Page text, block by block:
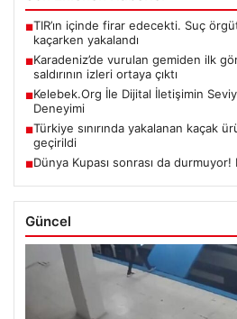
■TIR’ın içinde firar edecekti. Suç
kaçarken yakalandı
■Karadeniz’de vurulan gemiden ilk
saldırının izleri ortaya çıktı
■Kelebek.Org İle Dijital İletişimin
Deneyimi
■Türkiye sınırında yakalanan kaçak
geçirildi
■Dünya Kupası sonrası da durmuyor!
Güncel